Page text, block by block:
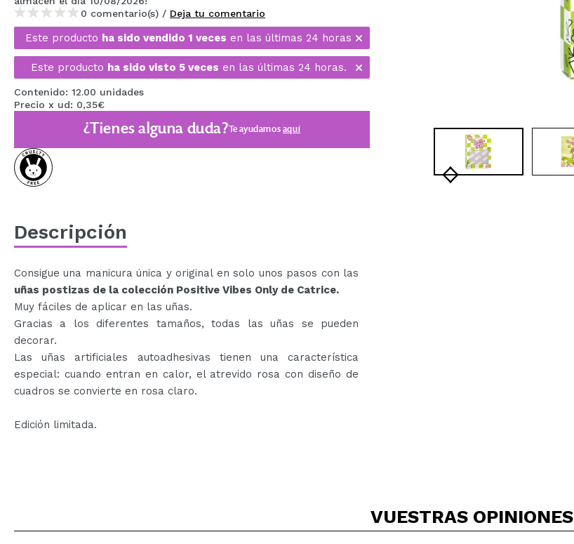
MAQUIFARMA
KOREA ZONE
TRAVEL SIZE
NATURE
OFERTAS
OUTLET
PRÓXIMAMENTE
0 comentario(s) / Deja tu comentario
Este producto ha sido vendido 1 veces en las últimas 24 horas
Este producto ha sido visto 5 veces en las últimas 24 horas.
Contenido: 12.00 unidades
Precio x ud: 0,35€
¿Tienes alguna duda?Te ayudamosaquí
Descripción
Consigue una manicura única y original en solo unos pasos con las
uñas postizas de la colección Positive Vibes Only de Catrice.
Muy fáciles de aplicar en las uñas.
Gracias a los diferentes tamaños, todas las uñas se pueden
decorar.
Las uñas artificiales autoadhesivas tienen una característica
especial: cuando entran en calor, el atrevido rosa con diseño de
cuadros se convierte en rosa claro.
Edición limitada.
VUESTRAS OPINIONES